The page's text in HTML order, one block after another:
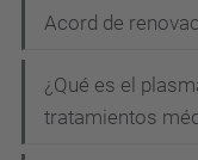
Acord de
¿Qué es el
tratamientos